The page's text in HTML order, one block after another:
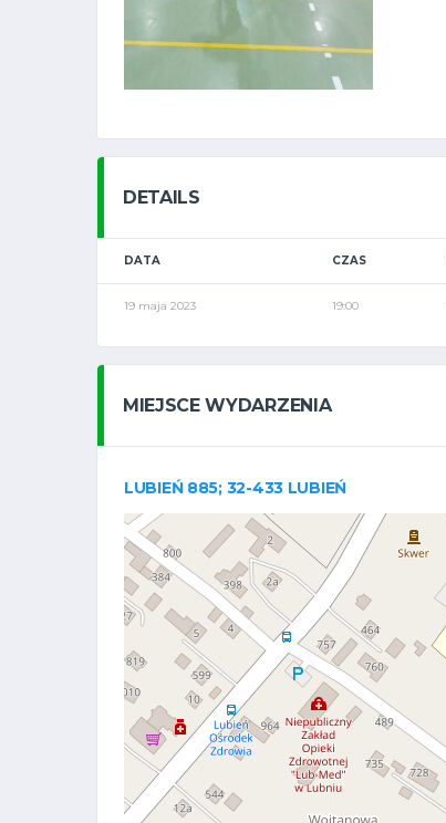
DETAILS
DATA CZAS
19 maja 2023 19:00
MIEJSCE WYDARZENIA
LUBIEŃ 885; 32-433 LUBIEŃ